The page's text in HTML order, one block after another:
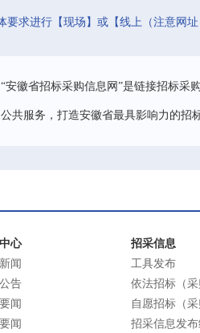
要求进行【现场】或【线上（注意网址
“安徽省招标采购信息网”是链接招标采
公共服务，打造安徽省最具影响力的招
心
闻
告
闻
闻
招采信息
工具发布
依法招标（采
自愿招标（采
招采信息发